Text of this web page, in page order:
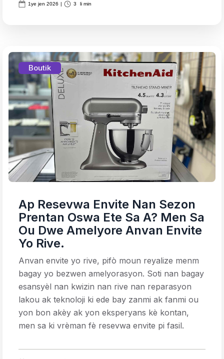
1ye jen 2026 | 3 li min
Boutik
Ap Resevwa Envite Nan Sezon
Prentan Oswa Ete Sa A? Men Sa
Ou Dwe Amelyore Anvan Envite
Yo Rive.
Anvan envite yo rive, pifò moun reyalize menm
bagay yo bezwen amelyorasyon. Soti nan bagay
esansyèl nan kwizin nan rive nan reparasyon
lakou ak teknoloji ki ede bay zanmi ak fanmi ou
yon bon akèy ak yon eksperyans kè kontan,
men sa ki vrèman fè resevwa envite pi fasil.